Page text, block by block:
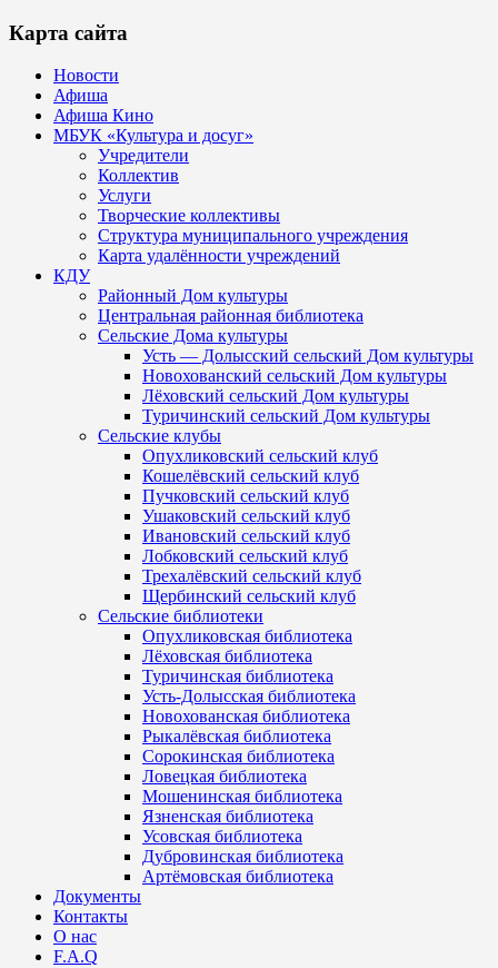
Карта сайта
Новости
Афиша
Афиша Кино
МБУК «Культура и досуг»
Учредители
Коллектив
Услуги
Творческие коллективы
Структура муниципального учреждения
Карта удалённости учреждений
КДУ
Районный Дом культуры
Центральная районная библиотека
Сельские Дома культуры
Усть — Долысский сельский Дом культуры
Новохованский сельский Дом культуры
Лёховский сельский Дом культуры
Туричинский сельский Дом культуры
Сельские клубы
Опухликовский сельский клуб
Кошелёвский сельский клуб
Пучковский сельский клуб
Ушаковский сельский клуб
Ивановский сельский клуб
Лобковский сельский клуб
Трехалёвский сельский клуб
Щербинский сельский клуб
Сельские библиотеки
Опухликовская библиотека
Лёховская библиотека
Туричинская библиотека
Усть-Долысская библиотека
Новохованская библиотека
Рыкалёвская библиотека
Сорокинская библиотека
Ловецкая библиотека
Мошенинская библиотека
Язненская библиотека
Усовская библиотека
Дубровинская библиотека
Артёмовская библиотека
Документы
Контакты
О нас
F.A.Q